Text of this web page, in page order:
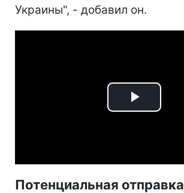
Украины", - добавил он.
Play
Потенциальная отправка